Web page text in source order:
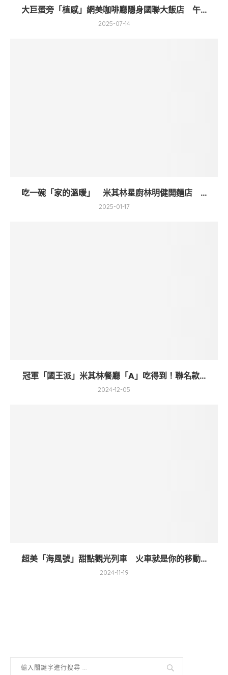
大巨蛋旁「植感」網美咖啡廳隱身國聯大飯店 午...
2025-07-14
吃一碗「家的溫暖」 米其林星廚林明健開麵店 ...
2025-01-17
冠軍「國王派」米其林餐廳「A」吃得到！聯名款...
2024-12-05
超美「海風號」甜點觀光列車 火車就是你的移動...
2024-11-19